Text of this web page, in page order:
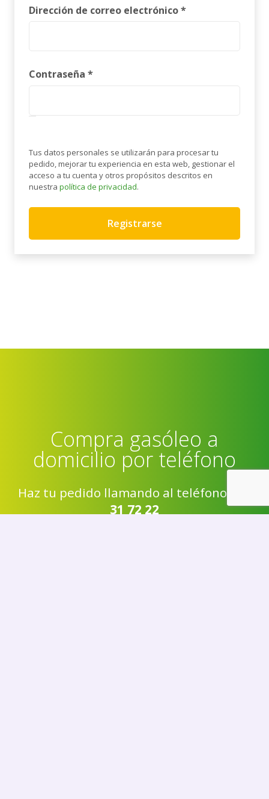
Dirección de correo electrónico*Obligatorio
Contraseña *Obligatorio
Tus datos personales se utilizarán para procesar tu
pedido, mejorar tu experiencia en esta web, gestionar el
acceso a tu cuenta y otros propósitos descritos en
nuestra política de privacidad.
Registrarse
Compra gasóleo a
domicilio por teléfono
Haz tu pedido llamando al teléfono
31 72 22